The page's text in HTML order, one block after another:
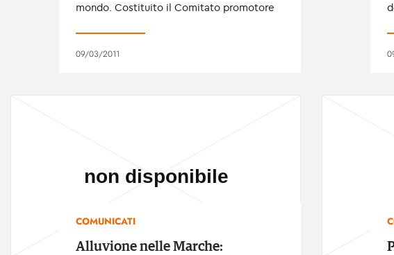
mondo. Costituito il Comitato promotore
09/03/2011
COMUNICATI
Alluvione nelle Marche: